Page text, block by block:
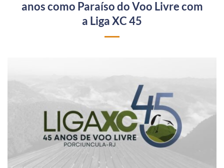
anos como Paraíso do Voo Livre com
a Liga XC 45